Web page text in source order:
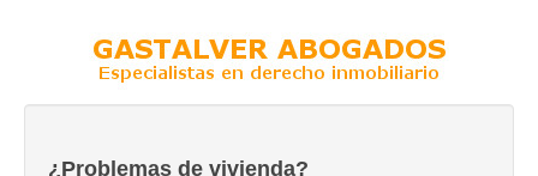
¿Problemas de vivienda?